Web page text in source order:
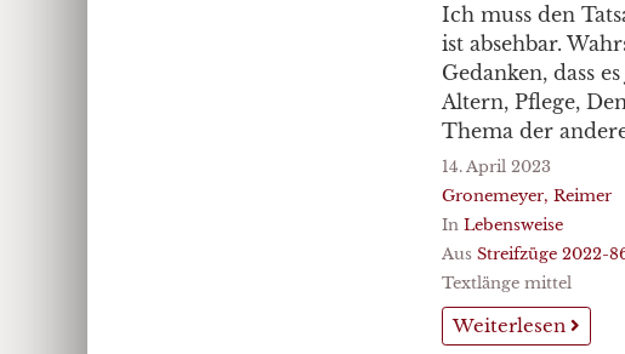
Ich muss den
ist absehbar.
Gedanken, dass
Altern, Pflege,
Thema der
14. April 2023
Gronemeyer, Reimer
In Lebensweise
Aus Streifzüge 2022-
Textlänge mittel
Weiterlesen